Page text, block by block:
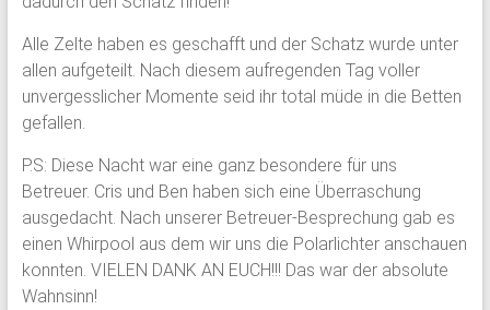
Alle Zelte haben es geschafft und der Schatz wurde unter
allen aufgeteilt. Nach diesem aufregenden Tag voller
unvergesslicher Momente seid ihr total müde in die Betten
gefallen.
P.S: Diese Nacht war eine ganz besondere für uns
Betreuer. Cris und Ben haben sich eine Überraschung
ausgedacht. Nach unserer Betreuer-Besprechung gab es
einen Whirpool aus dem wir uns die Polarlichter anschauen
konnten. VIELEN DANK AN EUCH!!! Das war der absolute
Wahnsinn!